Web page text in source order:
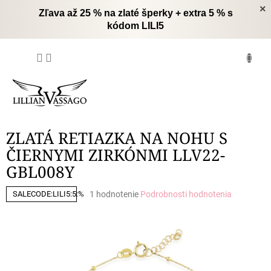
×
Zľava až 25 % na zlaté šperky + extra 5 % s
kódom LILI5
ZLATÁ RETIAZKA NA NOHU S
ČIERNYMI ZIRKÓNMI LLV22-
GBL008Y
SALECODE:LILI5:5:%
Priemerné
1 hodnotenie Podrobnosti hodnotenia